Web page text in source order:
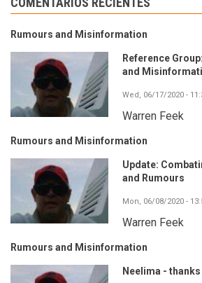
Rumours and Misinformation
Reference
and
Wed, 06/17/2020 -
Warren Feek
Rumours and Misinformation
Update:
and Rumours
Mon, 06/08/2020 -
Warren Feek
Rumours and Misinformation
Neelima - thanks